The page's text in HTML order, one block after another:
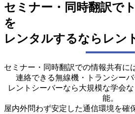
セミナー・同時翻訳で
を
レンタルするならレン
セミナー・同時翻訳での情報共有に
連絡できる無線機・トランシーバ
レントシーバーなら大規模な学会
能。
屋内外問わず安定した通信環境を確